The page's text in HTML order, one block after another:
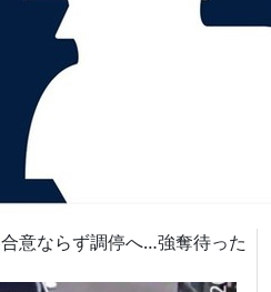
意ならず調停へ…強奪待った